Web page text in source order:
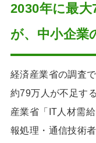
2030年に最
が、中小企業
経済産業省の調査
約79万人が不足す
産業省「IT人材需
報処理・通信技術